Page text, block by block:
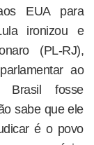
EUA para
ironizou e
(PL-RJ),
ao
Brasil fosse
sabe que ele
é o povo